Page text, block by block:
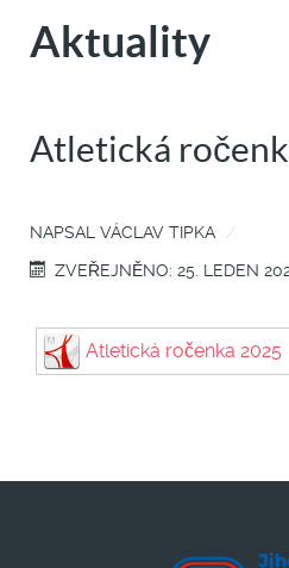
Aktuality
Atletická
NAPSAL VÁCLAV TIPKA
ZVEŘEJNĚNO: 25. LEDEN
Atletická ročenka 2025